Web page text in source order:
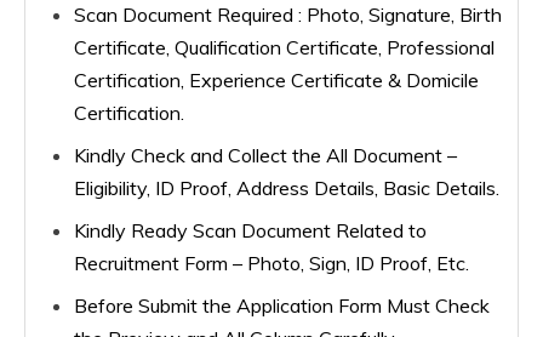
Scan Document Required : Photo, Signature, Birth
Certificate, Qualification Certificate, Professional
Certification, Experience Certificate & Domicile
Certification.
Kindly Check and Collect the All Document –
Eligibility, ID Proof, Address Details, Basic Details.
Kindly Ready Scan Document Related to
Recruitment Form – Photo, Sign, ID Proof, Etc.
Before Submit the Application Form Must Check